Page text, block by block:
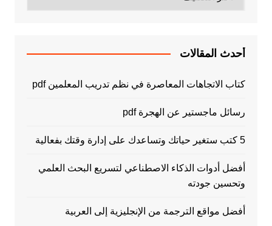
أحدث المقالات
كتاب الاتجاهات المعاصرة في نظم تدريب المعلمين pdf
رسائل ماجستير عن الهجرة pdf
5 كتب ستغير حياتك وتساعدك على إدارة وقتك بفعالية
أفضل أدوات الذكاء الاصطناعي لتسريع البحث العلمي
وتحسين جودته
أفضل مواقع الترجمة من الإنجليزية إلى العربية